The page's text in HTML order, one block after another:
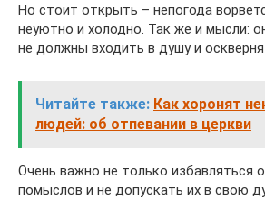
Но стоит открыть – непогода
неуютно и холодно. Так же и мысли:
не должны входить в душу и
Читайте также: Как хоронят
людей: об отпевании в церкви
Очень важно не только избавляться
помыслов и не допускать их в свою